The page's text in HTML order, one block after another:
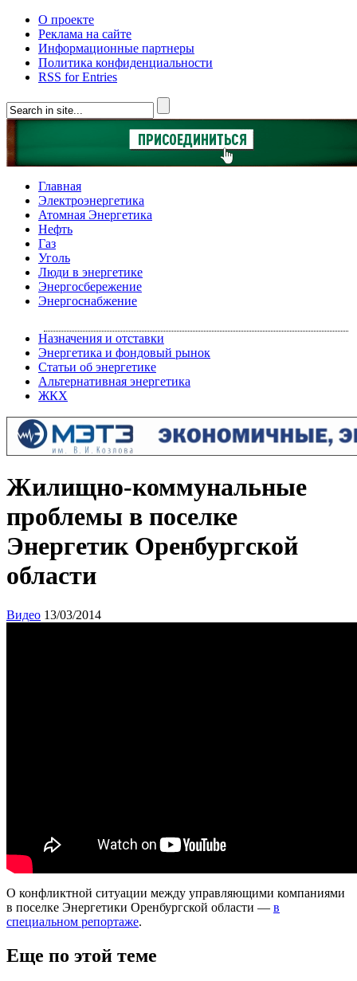
О проекте
Реклама на сайте
Информационные партнеры
Политика конфиденциальности
RSS for Entries
Главная
Электроэнергетика
Атомная Энергетика
Нефть
Газ
Уголь
Люди в энергетике
Энергосбережение
Энергоснабжение
Назначения и отставки
Энергетика и фондовый рынок
Статьи об энергетике
Альтернативная энергетика
ЖКХ
Жилищно-коммунальные
проблемы в поселке
Энергетик Оренбургской
области
Видео 13/03/2014
О конфликтной ситуации между управляющими компаниями
в поселке Энергетики Оренбургской области — в
специальном репортаже.
Еще по этой теме